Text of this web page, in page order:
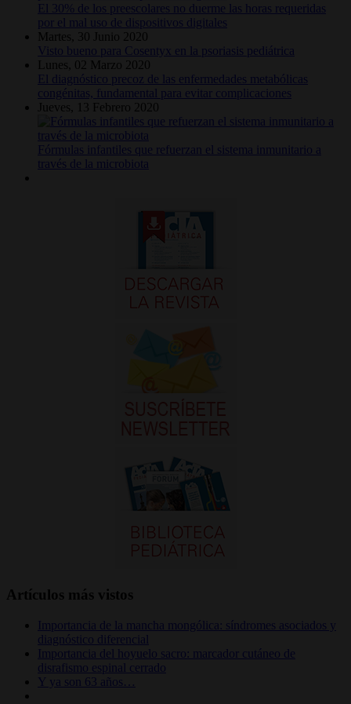
El 30% de los preescolares no duerme las horas requeridas
por el mal uso de dispositivos digitales
Martes, 30 Junio 2020
Visto bueno para Cosentyx en la psoriasis pediátrica
Lunes, 02 Marzo 2020
El diagnóstico precoz de las enfermedades metabólicas
congénitas, fundamental para evitar complicaciones
Jueves, 13 Febrero 2020
Fórmulas infantiles que refuerzan el sistema inmunitario a
través de la microbiota
Artículos más vistos
Importancia de la mancha mongólica: síndromes asociados y
diagnóstico diferencial
Importancia del hoyuelo sacro: marcador cutáneo de
disrafismo espinal cerrado
Y ya son 63 años…